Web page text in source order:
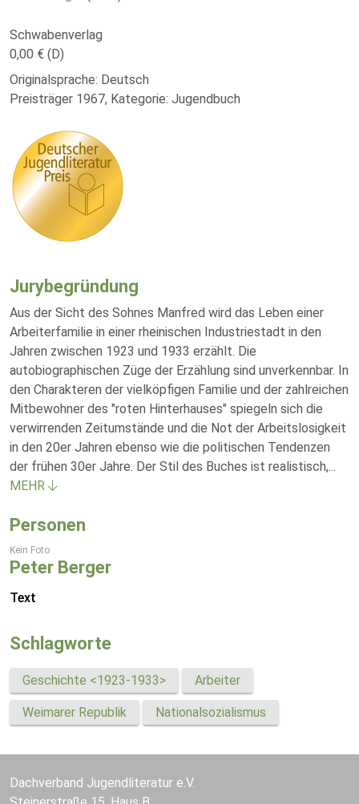
Schwabenverlag
0,00 € (D)
Originalsprache: Deutsch
Preisträger 1967, Kategorie: Jugendbuch
Jurybegründung
Aus der Sicht des Sohnes Manfred wird das Leben einer
Arbeiterfamilie in einer rheinischen Industriestadt in den
Jahren zwischen 1923 und 1933 erzählt. Die
autobiographischen Züge der Erzählung sind unverkennbar. In
den Charakteren der vielköpfigen Familie und der zahlreichen
Mitbewohner des "roten Hinterhauses" spiegeln sich die
verwirrenden Zeitumstände und die Not der Arbeitslosigkeit
in den 20er Jahren ebenso wie die politischen Tendenzen
der frühen 30er Jahre. Der Stil des Buches ist realistisch,...
MEHR
Personen
Kein Foto
Peter Berger
Text
Schlagworte
Geschichte <1923-1933> Arbeiter
Weimarer Republik Nationalsozialismus
Dachverband Jugendliteratur e.V.